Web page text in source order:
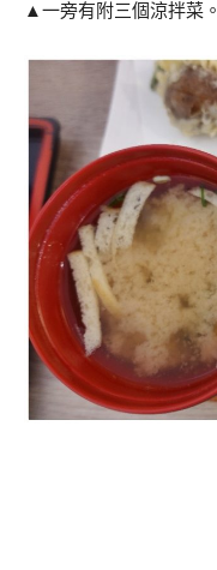
▲一旁有附三個涼拌菜。